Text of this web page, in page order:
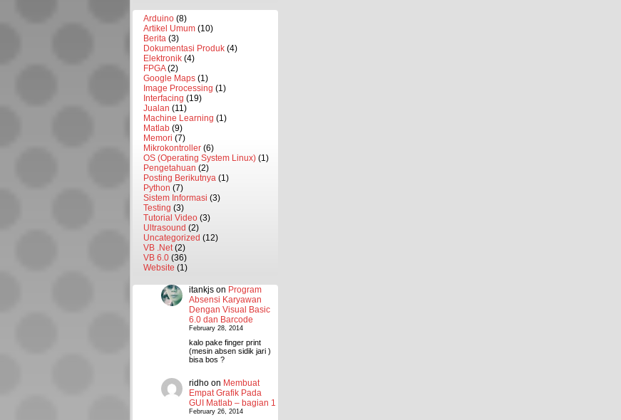
Arduino (8)
Artikel Umum (10)
Berita (3)
Dokumentasi Produk (4)
Elektronik (4)
FPGA(2)
Google Maps (1)
Image Processing (1)
Interfacing (19)
Jualan (11)
Machine Learning (1)
Matlab (9)
Memori (7)
Mikrokontroller (6)
OS (Operating System Linux) (1)
Pengetahuan (2)
Posting Berikutnya (1)
Python (7)
Sistem Informasi (3)
Testing (3)
Tutorial Video (3)
Ultrasound (2)
Uncategorized (12)
VB .Net(2)
VB 6.0 (36)
Website (1)
itankjs on Program
Absensi Karyawan
Dengan Visual Basic
6.0 dan Barcode
February 28, 2014
kalo pake finger print
(mesin absen sidik jari )
bisa bos ?
ridho on Membuat
Empat Grafik Pada
GUI Matlab – bagian 1
February 26, 2014